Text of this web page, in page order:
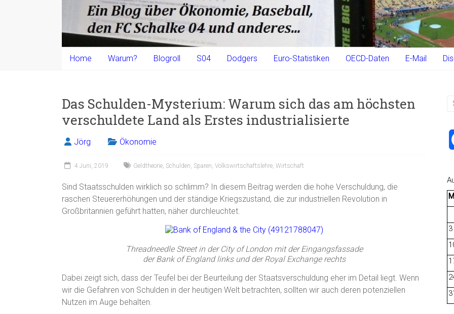
Home Warum? Blogroll S04 Dodgers Euro-Statistiken OECD-Daten E-Mail
Das Schulden-Mysterium: Warum sich das am höchsten
verschuldete Land als Erstes industrialisierte
Jörg Ökonomie
4 Juni, 2019 Geldtheorie Schulden Sparen Volkswirtschaftslehre Wirtschaft
Sind Staatsschulden wirklich so schlimm? In diesem Beitrag werden die hohe Verschuldung, die
raschen Steuererhöhungen und der ständige Kriegszustand, die zur industriellen Revolution in
Großbritannien geführt hatten, näher durchleuchtet.
Threadneedle Street in der City of London mit der Eingangsfassade
der Bank of England links und der Royal Exchange rechts
Dabei zeigt sich, dass der Teufel bei der Beurteilung der Staatsverschuldung eher im Detail liegt. Wenn
wir die Gefahren von Schulden in der heutigen Welt betrachten, sollten wir auch deren potenziellen
Nutzen im Auge behalten.
M
3